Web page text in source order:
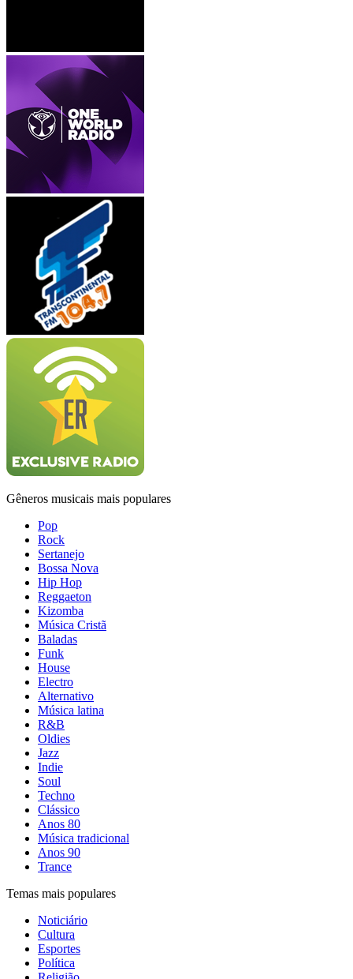
Gêneros musicais mais populares
Pop
Rock
Sertanejo
Bossa Nova
Hip Hop
Reggaeton
Kizomba
Música Cristã
Baladas
Funk
House
Electro
Alternativo
Música latina
R&B
Oldies
Jazz
Indie
Soul
Techno
Clássico
Anos 80
Música tradicional
Anos 90
Trance
Temas mais populares
Noticiário
Cultura
Esportes
Política